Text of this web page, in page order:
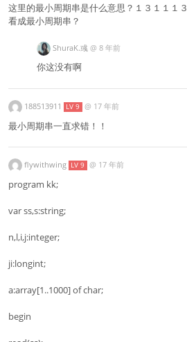
这里的最小周期串是什么意思？１３１１１
看成最小周期串？
ShuraK.彧 @ 8 年前
你这没有啊
188513911 LV 9 @ 17 年前
最小周期串一直求错！！
flywithwing LV 9 @ 17 年前
program kk;
var ss,s:string;
n,l,i,j:integer;
ji:longint;
a:array[1..1000] of char;
begin